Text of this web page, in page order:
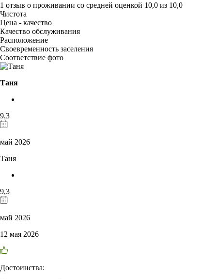
1 отзыв о проживании со средней оценкой 10,0 из 10,0
Чистота
Цена - качество
Качество обслуживания
Расположение
Своевременность заселения
Соответствие фото
Таня
9,3
май 2026
Таня
9,3
май 2026
12 мая 2026
Достоинства: